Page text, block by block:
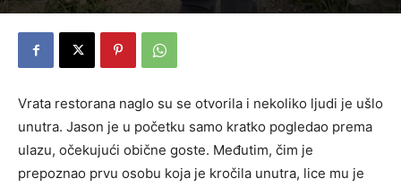
Vrata restorana naglo su se otvorila i nekoliko ljudi je ušlo
unutra. Jason je u početku samo kratko pogledao prema
ulazu, očekujući obične goste. Međutim, čim je
prepoznao prvu osobu koja je kročila unutra, lice mu je